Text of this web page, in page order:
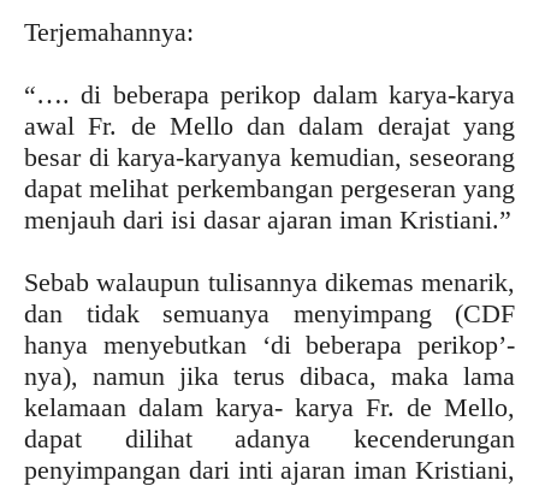
Terjemahannya:
“…. di beberapa perikop dalam karya-karya
awal Fr. de Mello dan dalam derajat yang
besar di karya-karyanya kemudian, seseorang
dapat melihat perkembangan pergeseran yang
menjauh dari isi dasar ajaran iman Kristiani.”
Sebab walaupun tulisannya dikemas menarik,
dan tidak semuanya menyimpang (CDF
hanya menyebutkan ‘di beberapa perikop’-
nya), namun jika terus dibaca, maka lama
kelamaan dalam karya- karya Fr. de Mello,
dapat dilihat adanya kecenderungan
penyimpangan dari inti ajaran iman Kristiani,